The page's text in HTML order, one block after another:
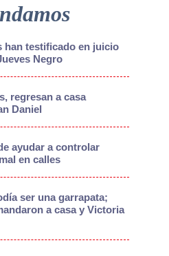
han testificado en juicio
Negro
regresan a casa
Daniel
ayudar a controlar
en calles
ser una garrapata;
a casa y Victoria